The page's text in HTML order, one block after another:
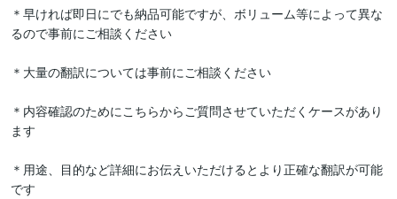
＊早ければ即日にでも納品可能ですが、ボリューム等によって異な
るので事前にご相談ください
＊大量の翻訳については事前にご相談ください
＊内容確認のためにこちらからご質問させていただくケースがあり
ます
＊用途、目的など詳細にお伝えいただけるとより正確な翻訳が可能
です